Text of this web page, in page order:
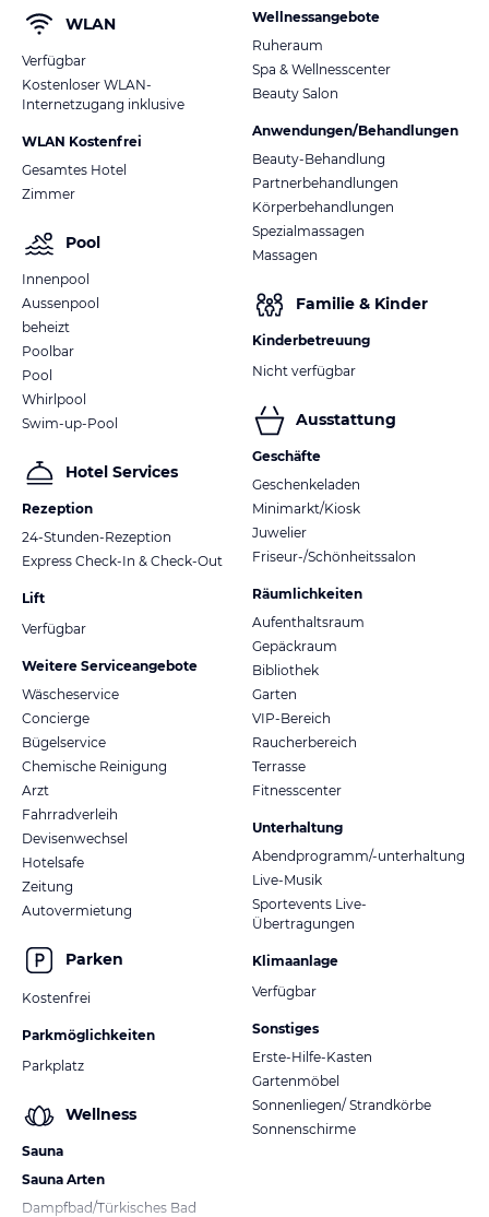
WLAN
Verfügbar
Kostenloser WLAN-
Internetzugang inklusive
WLAN Kostenfrei
Gesamtes Hotel
Zimmer
Pool
Innenpool
Aussenpool
beheizt
Poolbar
Pool
Whirlpool
Swim-up-Pool
Hotel Services
Rezeption
24-Stunden-Rezeption
Express Check-In & Check-Out
Lift
Verfügbar
Weitere Serviceangebote
Wäscheservice
Concierge
Bügelservice
Chemische Reinigung
Arzt
Fahrradverleih
Devisenwechsel
Hotelsafe
Zeitung
Autovermietung
Parken
Kostenfrei
Parkmöglichkeiten
Parkplatz
Wellness
Sauna
Sauna Arten
Dampfbad/Türkisches Bad
Wellnessangebote
Ruheraum
Spa & Wellnesscenter
Beauty Salon
Anwendungen/Behandlungen
Beauty-Behandlung
Partnerbehandlungen
Körperbehandlungen
Spezialmassagen
Massagen
Familie & Kinder
Kinderbetreuung
Nicht verfügbar
Ausstattung
Geschäfte
Geschenkeladen
Minimarkt/Kiosk
Juwelier
Friseur-/Schönheitssalon
Räumlichkeiten
Aufenthaltsraum
Gepäckraum
Bibliothek
Garten
VIP-Bereich
Raucherbereich
Terrasse
Fitnesscenter
Unterhaltung
Abendprogramm/-unterhaltung
Live-Musik
Sportevents Live-
Übertragungen
Klimaanlage
Verfügbar
Sonstiges
Erste-Hilfe-Kasten
Gartenmöbel
Sonnenliegen/ Strandkörbe
Sonnenschirme